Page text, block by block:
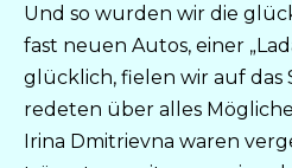
Und so wurden wir die
fast neuen Autos, einer
glücklich, fielen wir auf das
redeten über alles
Irina Dmitrievna waren